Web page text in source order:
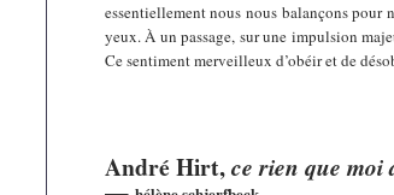
essentiellement nous nous balançons pour
yeux. À un passage, sur une impulsion
Ce sentiment merveilleux d’obéir et de
André Hirt,ce rien que moi